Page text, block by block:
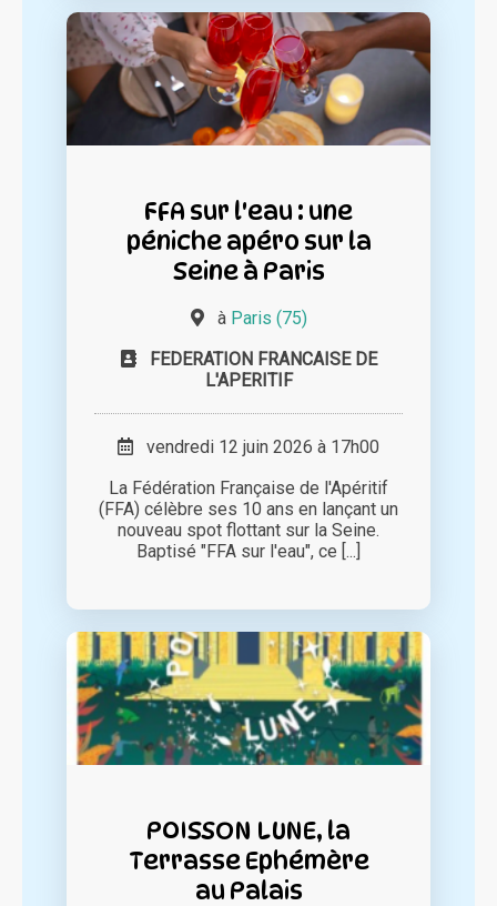
FFA sur l'eau : une
péniche apéro sur la
Seine à Paris
à Paris (75)
FEDERATION FRANCAISE DE
L'APERITIF
vendredi 12 juin 2026 à 17h00
La Fédération Française de l'Apéritif
(FFA) célèbre ses 10 ans en lançant un
nouveau spot flottant sur la Seine.
Baptisé "FFA sur l'eau", ce [...]
POISSON LUNE, la
Terrasse Ephémère
au Palais